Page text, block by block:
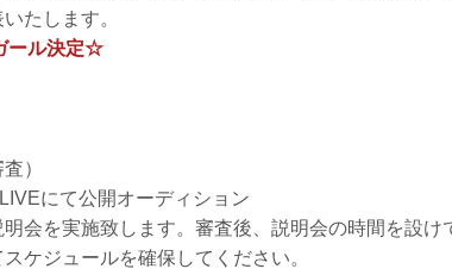
たします。
ール決定☆
）
にて公開オーディション
会を実施致します。審査後、説明会の時間を設け
ケジュールを確保してください。